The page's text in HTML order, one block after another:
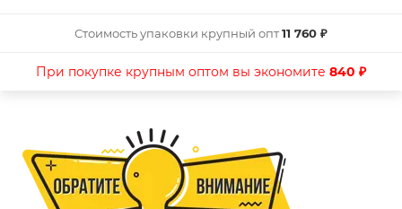
Стоимость упаковки крупный опт11 760 ₽
При покупке крупным оптом вы экономите 840 ₽